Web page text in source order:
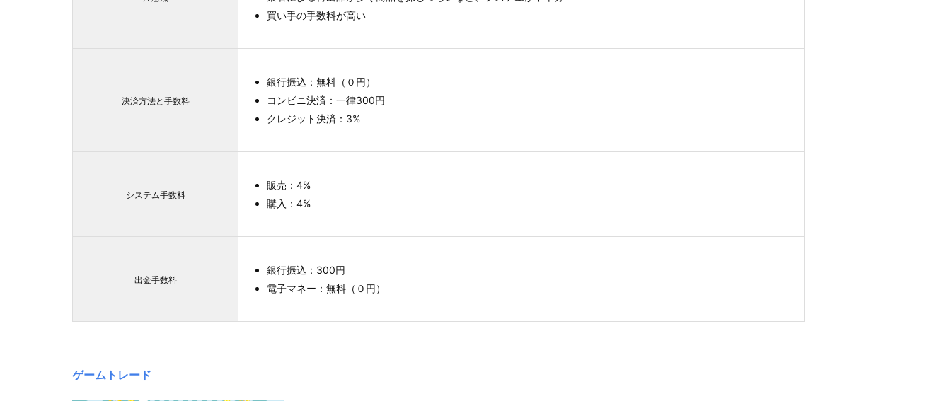
買い手の手数料が高い
決済方法と手数料
銀行振込：無料（０円）
コンビニ決済：一律300円
クレジット決済：3%
システム手数料
販売：4%
購入：4%
出金手数料
銀行振込：300円
電子マネー：無料（０円）
ゲームトレード